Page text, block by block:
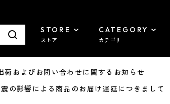
STORE
ストア
CATEGORY
カテゴリ
およびお問い合わせに関するお知らせ
影響による商品のお届け遅延につきまして